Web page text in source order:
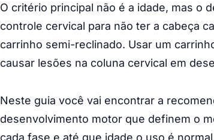
O critério principal não é a idade, mas o
controle cervical para não ter a cabeça
carrinho semi-reclinado. Usar um
causar lesões na coluna cervical em
Neste guia você vai encontrar a
desenvolvimento motor que definem o
cada fase e até que idade o uso é